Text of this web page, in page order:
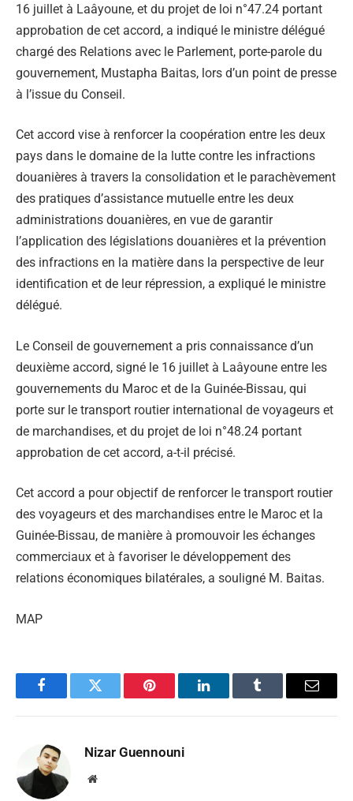
16 juillet à Laâyoune, et du projet de loi n°47.24 portant
approbation de cet accord, a indiqué le ministre délégué
chargé des Relations avec le Parlement, porte-parole du
gouvernement, Mustapha Baitas, lors d’un point de presse
à l’issue du Conseil.
Cet accord vise à renforcer la coopération entre les deux
pays dans le domaine de la lutte contre les infractions
douanières à travers la consolidation et le parachèvement
des pratiques d’assistance mutuelle entre les deux
administrations douanières, en vue de garantir
l’application des législations douanières et la prévention
des infractions en la matière dans la perspective de leur
identification et de leur répression, a expliqué le ministre
délégué.
Le Conseil de gouvernement a pris connaissance d’un
deuxième accord, signé le 16 juillet à Laâyoune entre les
gouvernements du Maroc et de la Guinée-Bissau, qui
porte sur le transport routier international de voyageurs et
de marchandises, et du projet de loi n°48.24 portant
approbation de cet accord, a-t-il précisé.
Cet accord a pour objectif de renforcer le transport routier
des voyageurs et des marchandises entre le Maroc et la
Guinée-Bissau, de manière à promouvoir les échanges
commerciaux et à favoriser le développement des
relations économiques bilatérales, a souligné M. Baitas.
MAP
FacebookTwitter Pinterest LinkedInTumblr Email
Nizar Guennouni
Website